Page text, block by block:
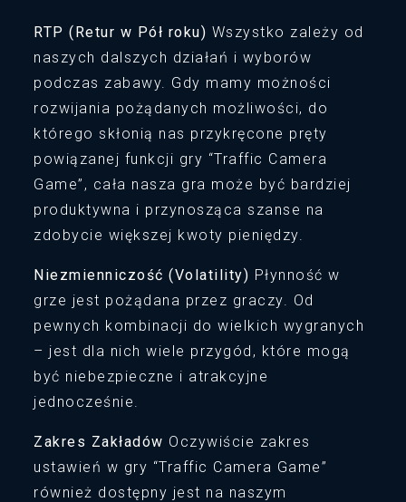
RTP (Retur w Pół roku) Wszystko zależy od
naszych dalszych działań i wyborów
podczas zabawy. Gdy mamy możności
rozwijania pożądanych możliwości, do
którego skłonią nas przykręcone pręty
powiązanej funkcji gry “Traffic Camera
Game”, cała nasza gra może być bardziej
produktywna i przynosząca szanse na
zdobycie większej kwoty pieniędzy.
Niezmienniczość (Volatility) Płynność w
grze jest pożądana przez graczy. Od
pewnych kombinacji do wielkich wygranych
– jest dla nich wiele przygód, które mogą
być niebezpieczne i atrakcyjne
jednocześnie.
Zakres Zakładów Oczywiście zakres
ustawień w gry “Traffic Camera Game”
również dostępny jest na naszym